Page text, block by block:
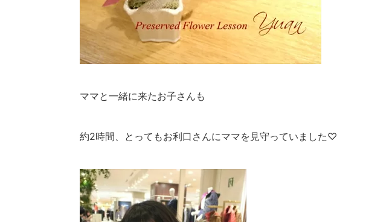
ママと一緒に来たお子さんも
約2時間、とってもお利口さんにママを見守っていました♡